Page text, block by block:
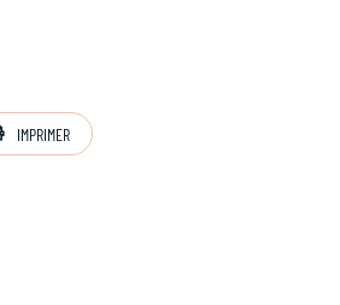
IMPRIMER